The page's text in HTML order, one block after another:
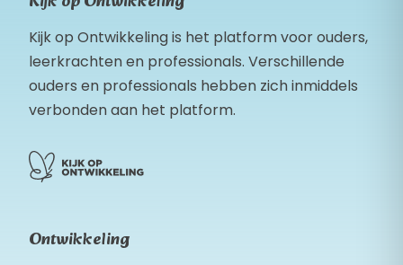
Kijk op Ontwikkeling is het platform voor ouders,
leerkrachten en professionals. Verschillende
ouders en professionals hebben zich inmiddels
verbonden aan het platform.
Ontwikkeling